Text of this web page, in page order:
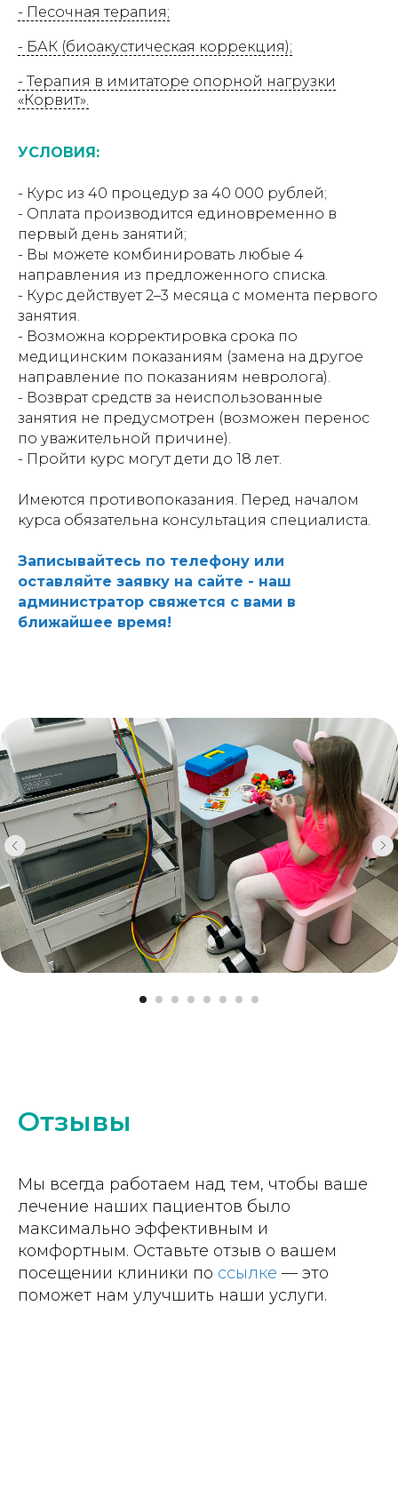
- Песочная терапия;
- БАК (биоакустическая коррекция);
- Терапия в имитаторе опорной нагрузки
«Корвит».
УСЛОВИЯ:
- Курс из 40 процедур за 40 000 рублей;
- Оплата производится единовременно в
первый день занятий;
- Вы можете комбинировать любые 4
направления из предложенного списка.
- Курс действует 2–3 месяца с момента первого
занятия.
- Возможна корректировка срока по
медицинским показаниям (замена на другое
направление по показаниям невролога).
- Возврат средств за неиспользованные
занятия не предусмотрен (возможен перенос
по уважительной причине).
- Пройти курс могут дети до 18 лет.
Имеются противопоказания. Перед началом
курса обязательна консультация специалиста.
Записывайтесь по телефону или
оставляйте заявку на сайте - наш
администратор свяжется с вами в
ближайшее время!
Отзывы
Мы всегда работаем над тем, чтобы ваше
лечение наших пациентов было
максимально эффективным и
комфортным. Оставьте отзыв о вашем
посещении клиники по ссылке — это
поможет нам улучшить наши услуги.